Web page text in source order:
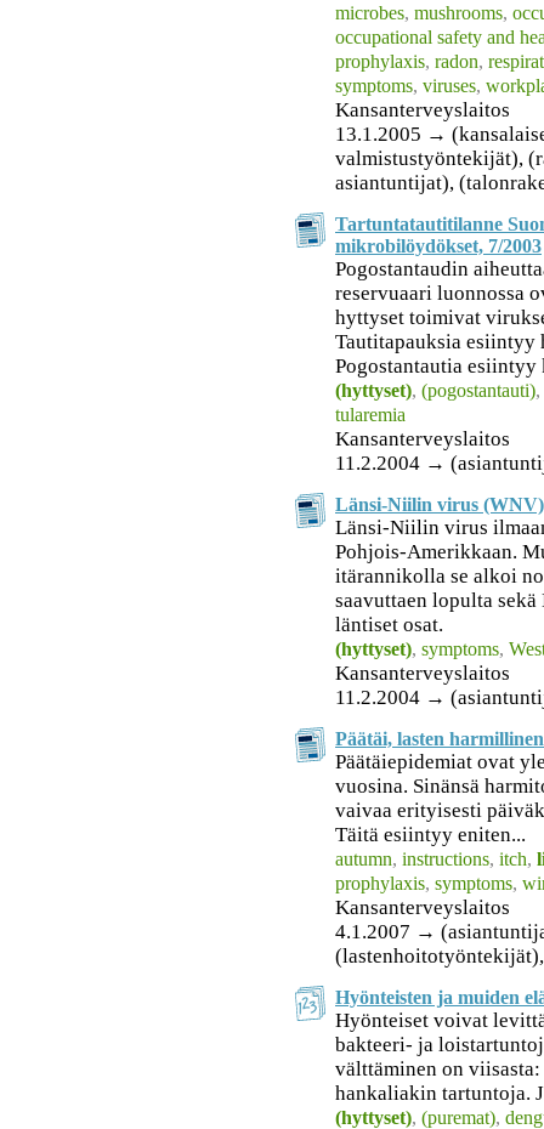
microbes, mushrooms,
occupational safety and
prophylaxis, radon,
symptoms, viruses,
Kansanterveyslaitos
13.1.2005 →
valmistustyöntekijät),
asiantuntijat),
Tartuntatautitilanne
mikrobilöydökset, 7/2003
Pogostantaudin
reservuaari luonnossa
hyttyset toimivat
Tautitapauksia esiintyy
Pogostantautia esiintyy
(hyttyset), (pogostantauti),
tularemia
Kansanterveyslaitos
11.2.2004 →
Länsi-Niilin virus
Länsi-Niilin virus
Pohjois-Amerikkaan.
itärannikolla se alkoi
saavuttaen lopulta
läntiset osat.
(hyttyset), symptoms,
Kansanterveyslaitos
11.2.2004 →
Päätäi, lasten
Päätäiepidemiat ovat
vuosina. Sinänsä
vaivaa erityisesti
Täitä esiintyy eniten...
autumn, instructions, itch,
prophylaxis, symptoms,
Kansanterveyslaitos
4.1.2007 →
Hyönteisten ja muiden
Hyönteiset voivat
bakteeri- ja
välttäminen on
hankaliakin tartuntoja.
(hyttyset), (puremat),